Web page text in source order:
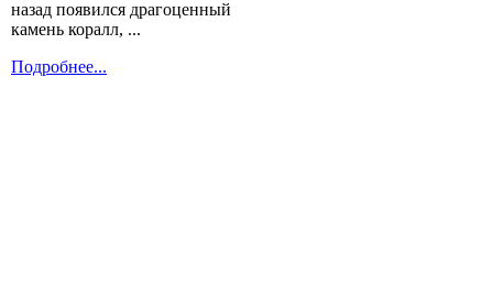
назад появился драгоценный
камень коралл, ...
Подробнее...